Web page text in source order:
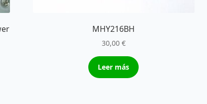
MHY216BH
30,00 €
Leer más